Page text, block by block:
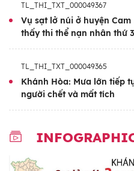
TL_THI_TXT_000049367
Vụ sạt lở núi ở huyện
thấy thi thể nạn nhân thứ 3
TL_THI_TXT_000049365
Khánh Hòa: Mưa lớn tiếp
người chết và mất tích